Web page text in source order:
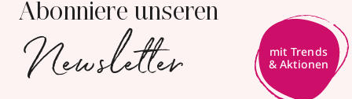
Abonniere unseren
Newsletter
mit Trends
& Aktionen